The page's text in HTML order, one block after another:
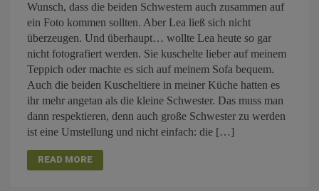
Wunsch, dass die beiden Schwestern auch zusammen auf
ein Foto kommen sollten. Aber Lea ließ sich nicht
überzeugen. Und überhaupt… wollte Lea heute so gar
nicht fotografiert werden. Sie kuschelte lieber auf meinem
Teppich oder machte es sich auf meinem Sofa bequem.
Auch die beiden Kuscheltiere in meiner Küche hatten es
ihr mehr angetan als die kleine Schwester. Das muss man
dann respektieren, denn auch große Schwester zu werden
ist eine Umstellung und nicht einfach: die […]
READ MORE